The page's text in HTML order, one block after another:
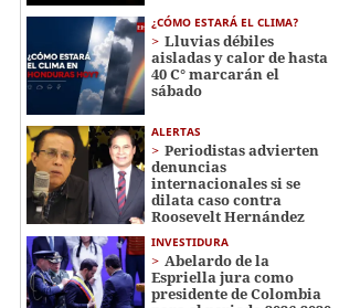
¿CÓMO ESTARÁ EL CLIMA?
Lluvias débiles
aisladas y calor de hasta
40 C° marcarán el
sábado
ALERTAS
Periodistas advierten
denuncias
internacionales si se
dilata caso contra
Roosevelt Hernández
INVESTIDURA
Abelardo de la
Espriella jura como
presidente de Colombia